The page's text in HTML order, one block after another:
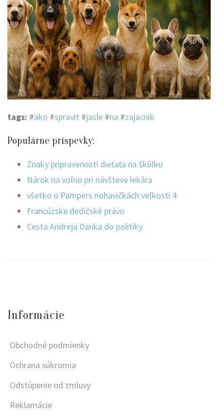
tags: #ako #spravit #jasle #na #zajacnik
Populárne príspevky:
Znaky pripravenosti dieťaťa na škôlku
Nárok na voľno pri návšteve lekára
všetko o Pampers nohavičkách veľkosti 4
Francúzske dedičské právo
Cesta Andreja Danka do politiky
Informácie
Obchodné podmienky
Ochrana súkromia
Odstúpenie od zmluvy
Reklamácie